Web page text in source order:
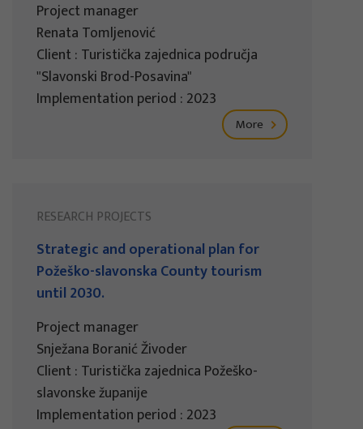
Project manager
Renata Tomljenović
Client : Turistička zajednica područja
"Slavonski Brod-Posavina"
Implementation period : 2023
More
RESEARCH PROJECTS
Strategic and operational plan for
Požeško-slavonska County tourism
until 2030.
Project manager
Snježana Boranić Živoder
Client : Turistička zajednica Požeško-
slavonske županije
Implementation period : 2023